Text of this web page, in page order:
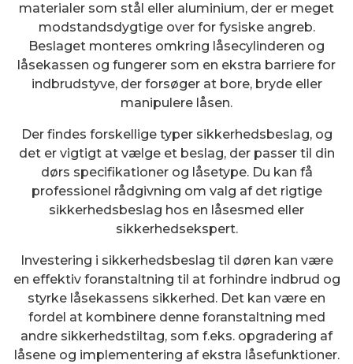
materialer som stål eller aluminium, der er meget
modstandsdygtige over for fysiske angreb.
Beslaget monteres omkring låsecylinderen og
låsekassen og fungerer som en ekstra barriere for
indbrudstyve, der forsøger at bore, bryde eller
manipulere låsen.
Der findes forskellige typer sikkerhedsbeslag, og
det er vigtigt at vælge et beslag, der passer til din
dørs specifikationer og låsetype. Du kan få
professionel rådgivning om valg af det rigtige
sikkerhedsbeslag hos en låsesmed eller
sikkerhedsekspert.
Investering i sikkerhedsbeslag til døren kan være
en effektiv foranstaltning til at forhindre indbrud og
styrke låsekassens sikkerhed. Det kan være en
fordel at kombinere denne foranstaltning med
andre sikkerhedstiltag, som f.eks. opgradering af
låsene og implementering af ekstra låsefunktioner.